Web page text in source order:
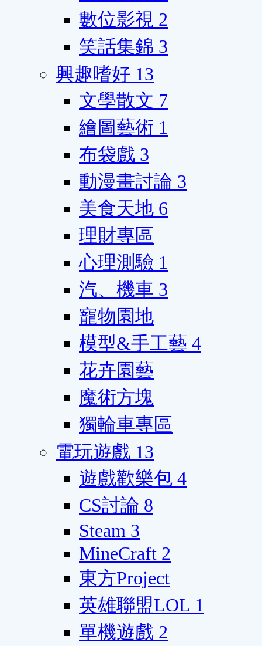
數位影視 2
笑話集錦 3
興趣嗜好 13
文學散文 7
繪圖藝術 1
布袋戲 3
動漫畫討論 3
美食天地 6
理財專區
心理測驗 1
汽、機車 3
寵物園地
模型&手工藝 4
花卉園藝
魔術方塊
獨輪車專區
電玩遊戲 13
遊戲歡樂包 4
CS討論 8
Steam 3
MineCraft 2
東方Project
英雄聯盟LOL 1
單機遊戲 2